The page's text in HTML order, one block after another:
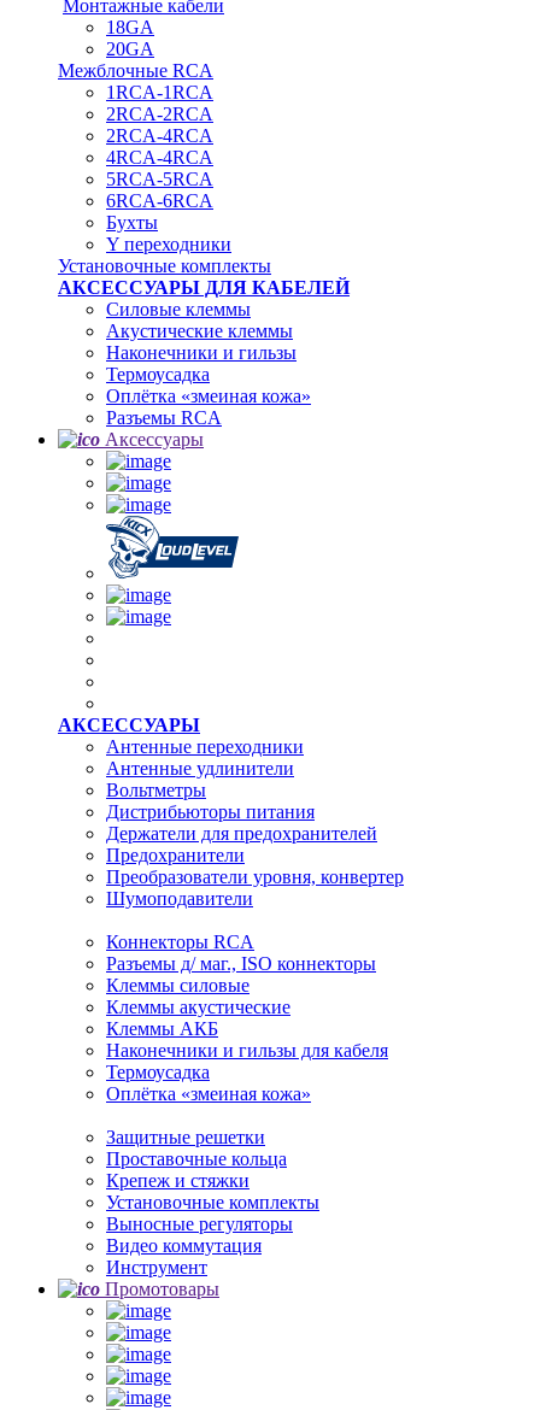
Монтажные кабели
18GA
20GA
Межблочные RCA
1RCA-1RCA
2RCA-2RCA
2RCA-4RCA
4RCA-4RCA
5RCA-5RCA
6RCA-6RCA
Бухты
Y переходники
Установочные комплекты
АКСЕССУАРЫ ДЛЯ КАБЕЛЕЙ
Силовые клеммы
Акустические клеммы
Наконечники и гильзы
Термоусадка
Oплётка «змеиная кожа»
Разъемы RCA
Аксессуары
АКСЕССУАРЫ
Антенные переходники
Антенные удлинители
Вольтметры
Дистрибьюторы питания
Держатели для предохранителей
Предохранители
Преобразователи уровня, конвертер
Шумоподавители
Коннекторы RCA
Разъемы д/ маг., ISO коннекторы
Клеммы силовые
Клеммы акустические
Клеммы АКБ
Наконечники и гильзы для кабеля
Термоусадка
Оплётка «змеиная кожа»
Защитные решетки
Проставочные кольца
Крепеж и стяжки
Установочные комплекты
Выносные регуляторы
Видео коммутация
Инструмент
Промотовары